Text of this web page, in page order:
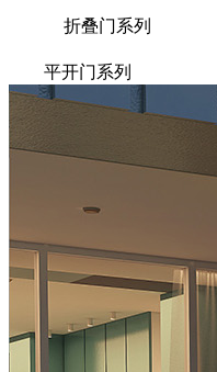
折叠门系列
平开门系列